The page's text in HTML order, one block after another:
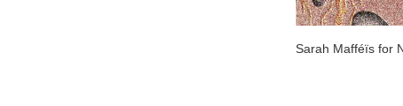
Sarah Mafféïs for